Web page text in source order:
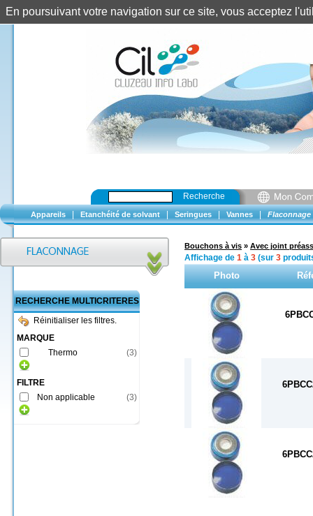
Recherche
Appareils Etanchéité de solvant Seringues Vannes Flaconnage
RECHERCHE MULTICRITERES
Réinitialiser les filtres.
MARQUE
Thermo
(3)
FILTRE
Non applicable
(3)
Bouchons à vis » Avec joint
Affichage de 1 à 3 (sur 3
Photo
En poursuivant votre navigation sur ce site, vous acceptez